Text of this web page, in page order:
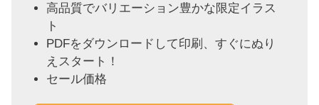
高品質でバリエーション豊かな限定イラス
ト
PDFをダウンロードして印刷、すぐにぬり
えスタート！
セール価格